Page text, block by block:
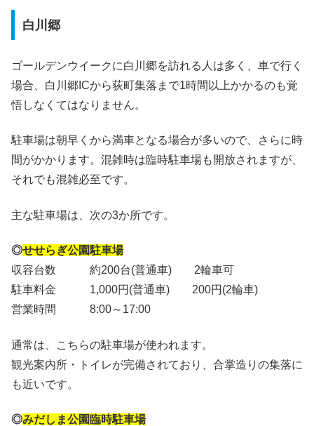
白川郷
ゴールデンウイークに白川郷を訪れる人は多く、車で行く
場合、白川郷ICから荻町集落まで1時間以上かかるのも覚
悟しなくてはなりません。
駐車場は朝早くから満車となる場合が多いので、さらに時
間がかかります。混雑時は臨時駐車場も開放されますが、
それでも混雑必至です。
主な駐車場は、次の3か所です。
◎せせらぎ公園駐車場
収容台数 約200台(普通車) 2輪車可
駐車料金 1,000円(普通車) 200円(2輪車)
営業時間 8:00～17:00
通常は、こちらの駐車場が使われます。
観光案内所・トイレが完備されており、合掌造りの集落に
も近いです。
◎みだしま公園臨時駐車場